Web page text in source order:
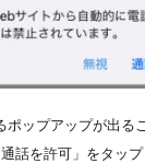
ポップアップが出る
話を許可」をタップ